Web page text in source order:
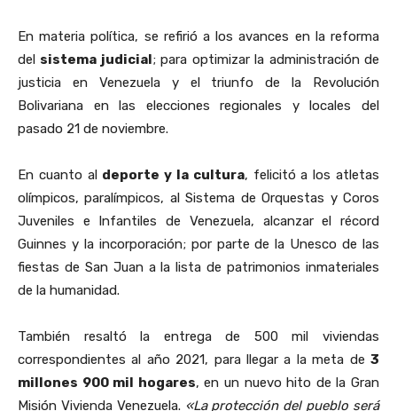
En materia política, se refirió a los avances en la reforma
del sistema judicial; para optimizar la administración de
justicia en Venezuela y el triunfo de la Revolución
Bolivariana en las elecciones regionales y locales del
pasado 21 de noviembre.
En cuanto al deporte y la cultura, felicitó a los atletas
olímpicos, paralímpicos, al Sistema de Orquestas y Coros
Juveniles e Infantiles de Venezuela, alcanzar el récord
Guinnes y la incorporación; por parte de la Unesco de las
fiestas de San Juan a la lista de patrimonios inmateriales
de la humanidad.
También resaltó la entrega de 500 mil viviendas
correspondientes al año 2021, para llegar a la meta de 3
millones 900 mil hogares, en un nuevo hito de la Gran
Misión Vivienda Venezuela. «La protección del pueblo será